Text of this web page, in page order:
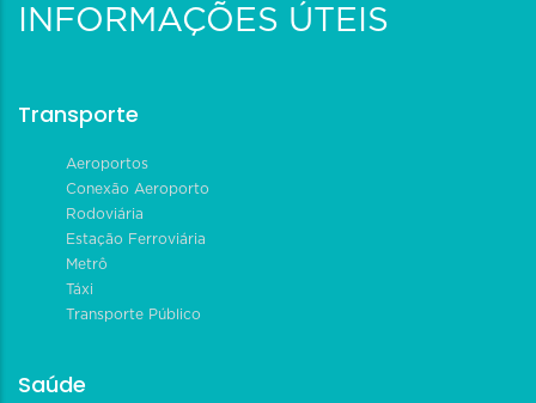
INFORMAÇÕES ÚTEIS
Transporte
Aeroportos
Conexão Aeroporto
Rodoviária
Estação Ferroviária
Metrô
Táxi
Transporte Público
Saúde